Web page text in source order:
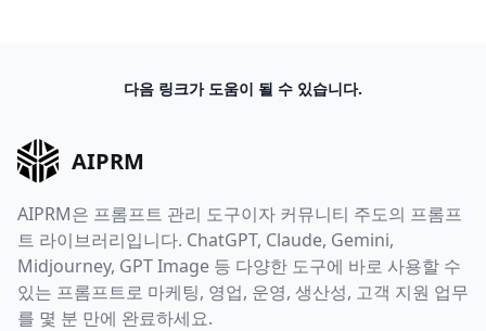
다음 링크가 도움이 될 수 있습니다.
AIPRM
AIPRM은 프롬프트 관리 도구이자 커뮤니티 주도의 프롬프
트 라이브러리입니다. ChatGPT, Claude, Gemini,
Midjourney, GPT Image 등 다양한 도구에 바로 사용할 수
있는 프롬프트로 마케팅, 영업, 운영, 생산성, 고객 지원 업무
를 몇 분 만에 완료하세요.